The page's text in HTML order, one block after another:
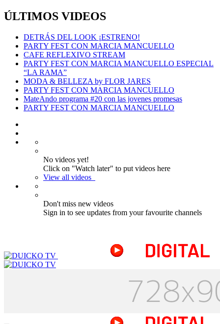
ÚLTIMOS VIDEOS
DETRÁS DEL LOOK ¡ESTRENO!
PARTY FEST CON MARCIA MANCUELLO
CAFE REFLEXIVO STREAM
PARTY FEST CON MARCIA MANCUELLO ESPECIAL
“LA RAMA”
MODA & BELLEZA by FLOR JARES
PARTY FEST CON MARCIA MANCUELLO
MateAndo programa #20 con las jovenes promesas
PARTY FEST CON MARCIA MANCUELLO
No videos yet!
Click on "Watch later" to put videos here
View all videos
Don't miss new videos
Sign in to see updates from your favourite channels